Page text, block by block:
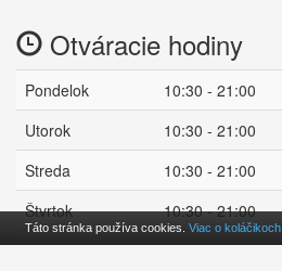
Otváracie hodiny
Pondelok
10:30 - 21:00
Utorok
10:30 - 21:00
Streda
10:30 - 21:00
Štvrtok
10:30 - 21:00
Piatok
10:30 - 23:00
Táto stránka používa cookies. Viac o koláčikoch